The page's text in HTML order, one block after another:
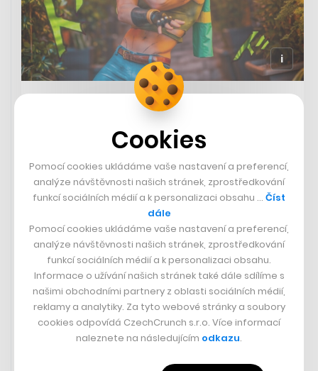
V Brně dnes startuje Animefest.
Návštěvníci se mohou těšit na
cosplaye, hry, workshopy a mnoho
V Brně dnes začíná Animefest
Od pátku až do neděle se brněnské výstaviště promění
na kousek Japonska. Nejen fanoušky tamější mangy,
seriálů a kultury přivítá Animefest, rozmanitá akce, v
jejímž programu najdete jak cosplay, tak promítání filmů,
asijské gastro speciality nebo třeba videohry.
https://www.animefest.cz/
Animefest
Cookies
Pomocí cookies ukládáme vaše nastavení a preferencí,
analýze návštěvnosti našich stránek, zprostředkování
funkcí sociálních médií a k personalizaci obsahu … Číst
dále
Pomocí cookies ukládáme vaše nastavení a preferencí,
analýze návštěvnosti našich stránek, zprostředkování
funkcí sociálních médií a k personalizaci obsahu.
Informace o užívání našich stránek také dále sdílíme s
našimi obchodními partnery z oblasti sociálních médií,
reklamy a analytiky. Za tyto webové stránky a soubory
cookies odpovídá CzechCrunch s.r.o. Více informací
naleznete na následujícím odkazu.